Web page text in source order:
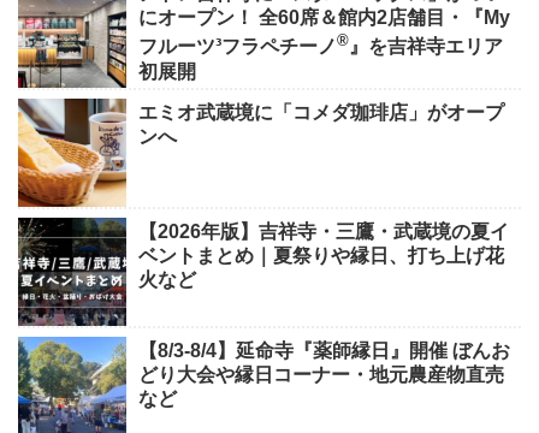
にオープン！ 全60席＆館内2店舗目・『My
フルーツ³フラペチーノ®』を吉祥寺エリア
初展開
エミオ武蔵境に「コメダ珈琲店」がオープ
ンへ
【2026年版】吉祥寺・三鷹・武蔵境の夏イ
ベントまとめ｜夏祭りや縁日、打ち上げ花
火など
【8/3-8/4】延命寺『薬師縁日』開催 ぼんお
どり大会や縁日コーナー・地元農産物直売
など